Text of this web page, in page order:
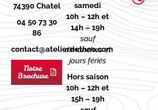
74390 Chatel
04 50 73 30
86
contact@atelierdetheo.com
Notre
Brochure
samedi
10h – 12h et
14h – 19h
sauf
dimanches et
jours fériés
Hors saison
10h – 12h et
15h – 19h